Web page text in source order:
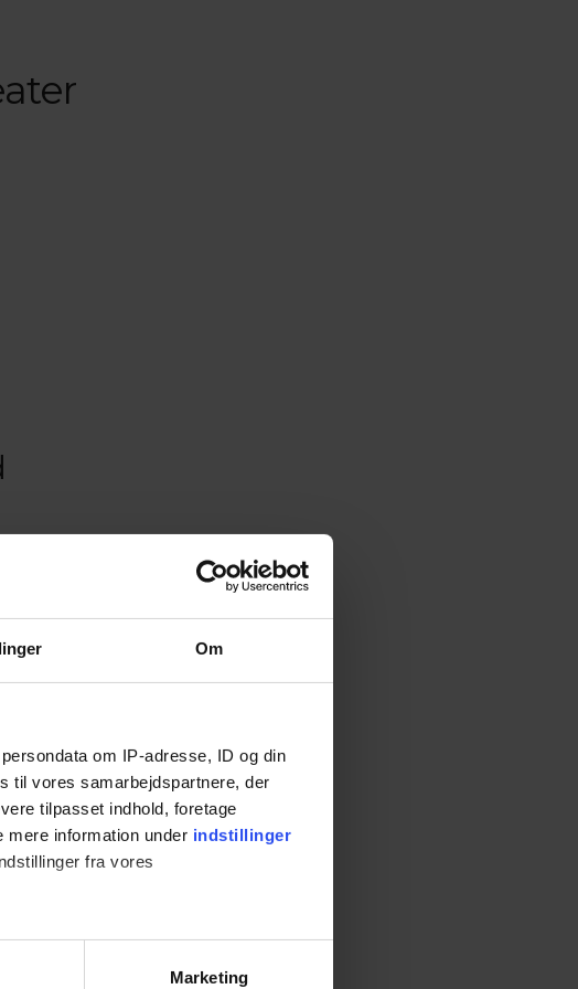
Om
om IP-adresse, ID og din
til vores samarbejdspartnere, der
tilpasset indhold, foretage
mere information under indstillinger
fra vores
Marketing